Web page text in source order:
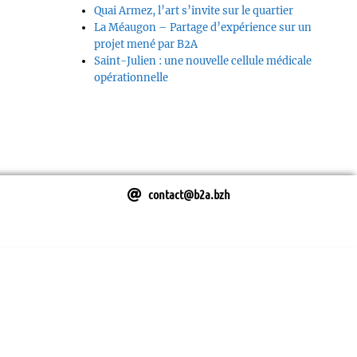
Quai Armez, l’art s’invite sur le quartier
La Méaugon – Partage d’expérience sur un
projet mené par B2A
Saint-Julien : une nouvelle cellule médicale
opérationnelle
contact@b2a.bzh